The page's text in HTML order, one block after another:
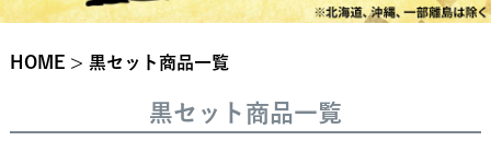
HOME 黒セット商品一覧
黒セット商品一覧